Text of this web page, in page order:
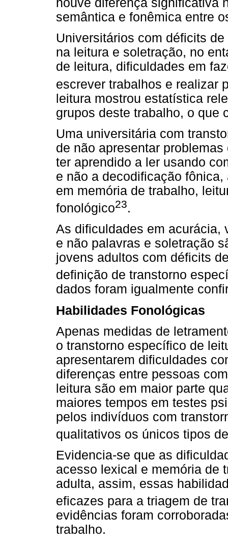
houve diferença significativa
semântica e fonêmica entre
Universitários com déficits
na leitura e soletração, no
de leitura, dificuldades em
escrever trabalhos e realizar
leitura mostrou estatística
grupos deste trabalho, o que
Uma universitária com
de não apresentar
ter aprendido a ler usando
e não a decodificação
em memória de trabalho,
fonológico23.
As dificuldades em acurácia,
e não palavras e soletração
jovens adultos com déficits
definição de transtorno
dados foram igualmente
Habilidades Fonológicas
Apenas medidas de
o transtorno específico de
apresentarem dificuldades
diferenças entre pessoas
leitura são em maior parte
maiores tempos em testes
pelos indivíduos com
qualitativos os únicos tipos
Evidencia-se que as
acesso lexical e memória de
adulta, assim, essas
eficazes para a triagem de
evidências foram
trabalho.